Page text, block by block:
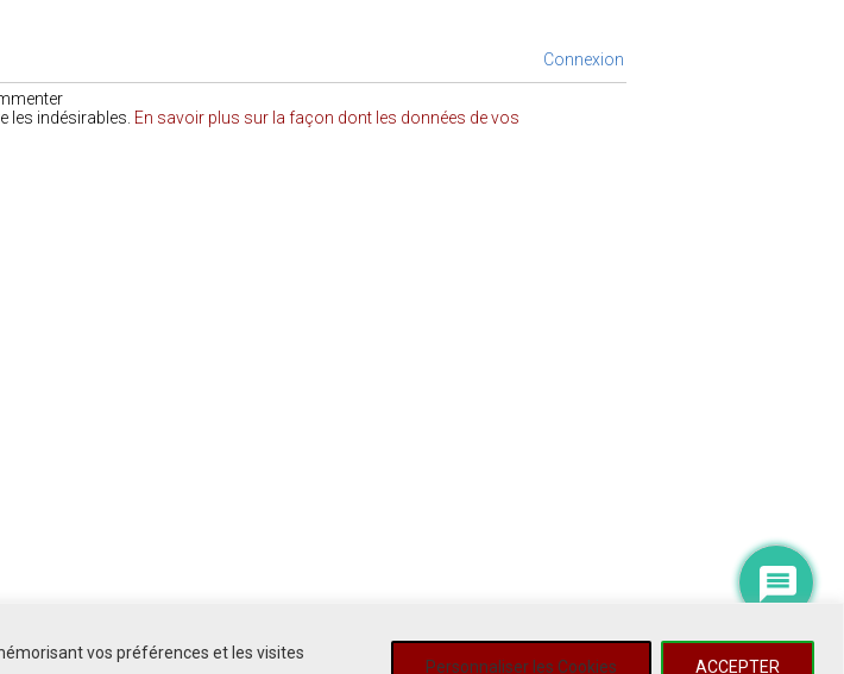
vos préférences et les visites
Personnaliser les Cookies ACCEPTER
Connexion
les indésirables. En savoir plus sur la façon dont les données de vos